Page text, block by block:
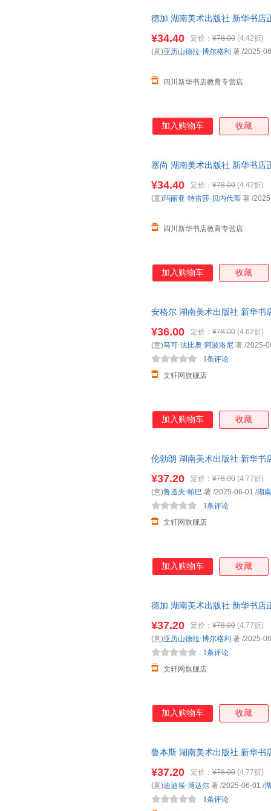
德加 湖南美术出版社 新华书店
¥34.40 定价： ¥78.00 (4.42折)
四川新华书店教育专营店
(意)亚历山德拉·博尔格利 著 /2025-
加入购物车 收藏
塞尚 湖南美术出版社 新华书店
¥34.40 定价： ¥78.00 (4.42折)
四川新华书店教育专营店
(意)玛丽亚·特雷莎·贝内代蒂 著 /
加入购物车 收藏
安格尔 湖南美术出版社 新华书
¥36.00 定价： ¥78.00 (4.62折)
文轩网旗舰店
1条评论
(意)马可·法比奥·阿波洛尼 著 /2025-
加入购物车 收藏
伦勃朗 湖南美术出版社 新华书
¥37.20 定价： ¥78.00 (4.77折)
文轩网旗舰店
1条评论
(意)鲁道夫·帕巴 著 /2025-06-01 /湖
加入购物车 收藏
德加 湖南美术出版社 新华书店
¥37.20 定价： ¥78.00 (4.77折)
文轩网旗舰店
1条评论
(意)亚历山德拉·博尔格利 著 /2025-
加入购物车 收藏
鲁本斯 湖南美术出版社 新华书
¥37.20 定价： ¥78.00 (4.77折)
1条评论
(意)迪迪埃·博达尔 著 /2025-06-01 /